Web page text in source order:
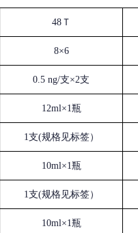
48Ｔ
8×6
0.5 ng/支×2支
12ml×1瓶
1支(规格见标签）
10ml×1瓶
1支(规格见标签）
10ml×1瓶